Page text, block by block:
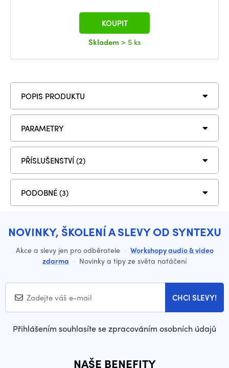
Skladem > 5 ks
KOUPIT
POPIS PRODUKTU
PARAMETRY
PŘÍSLUŠENSTVÍ (2)
PODOBNÉ (3)
NOVINKY, ŠKOLENÍ A SLEVY OD SYNTEXU
Akce a slevy jen pro odběratele · Workshopy audio & video
zdarma · Novinky a tipy ze světa natáčení
CHCI SLEVY!
Přihlášením souhlasíte se zpracováním osobních údajů
NAŠE BENEFITY